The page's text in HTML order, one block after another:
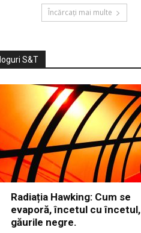
Încărcați mai multe
S&T
Radiația Hawking: Cum se
evaporă, încetul cu încetul,
găurile negre.